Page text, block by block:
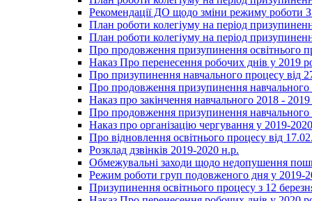
Рекомендації ДО щодо зміни режиму роботи
План роботи колегіуму на період
План роботи колегіуму на період
Про продовження призупинення освітнього
Наказ Про перенесення робочих днів у 2019
Про призупинення навчального процесу від
Про продовження призупинення навчального
Наказ про закінчення навчального 2018 - 2019
Про продовження призупинення навчального
Наказ про організацію чергування у 2019-
Про відновлення освітнього процесу від
Розклад дзвінків 2019-2020 н.р.
Обмежувальні заходи щодо недопушення
Режим роботи груп подовженого дня у 2019-
Призупинення освітнього процесу з 12